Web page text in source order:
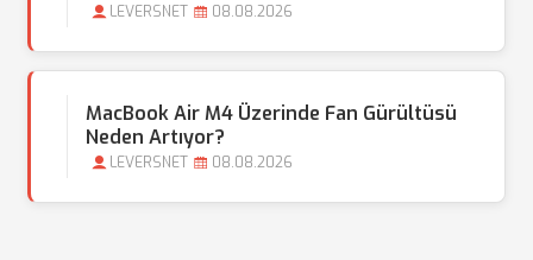
LEVERSNET 08.08.2026
MacBook Air M4 Üzerinde Fan Gürültüsü
Neden Artıyor?
LEVERSNET 08.08.2026